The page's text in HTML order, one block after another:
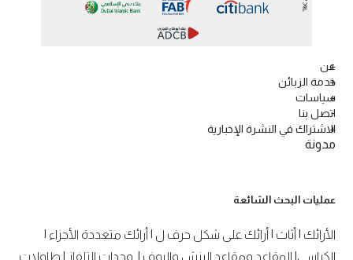
عن
خدمة الزبائن
سياسات
اتصل بنا
الاشتراك في النشرة الإخبارية
مدونة
عمليات البحث الشائعة
الأرائك أثاث أرائك على شكل حرف ل أرائك متعددة الأجزاء
الكراسي المقاعد ومقاعد البنش والبوف وحدات التلفاز طاولات